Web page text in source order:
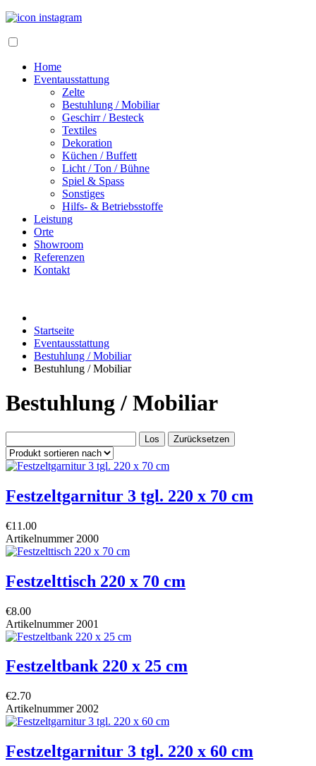
Home
Eventausstattung
Zelte
Bestuhlung / Mobiliar
Geschirr / Besteck
Textiles
Dekoration
Küchen / Buffett
Licht / Ton / Bühne
Spiel & Spass
Sonstiges
Hilfs- & Betriebsstoffe
Leistung
Orte
Showroom
Referenzen
Kontakt
Startseite
Eventausstattung
Bestuhlung / Mobiliar
Bestuhlung / Mobiliar
Bestuhlung / Mobiliar
Festzeltgarnitur 3 tgl. 220 x 70 cm
€11.00
Artikelnummer 2000
Festzelttisch 220 x 70 cm
€8.00
Artikelnummer 2001
Festzeltbank 220 x 25 cm
€2.70
Artikelnummer 2002
Festzeltgarnitur 3 tgl. 220 x 60 cm